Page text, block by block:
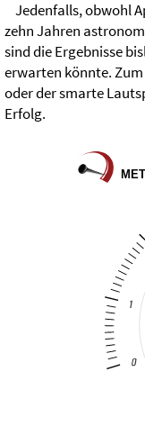
Jedenfalls, obwohl
zehn Jahren
sind die Ergebnisse
erwarten könnte.
oder der smarte
Erfolg.